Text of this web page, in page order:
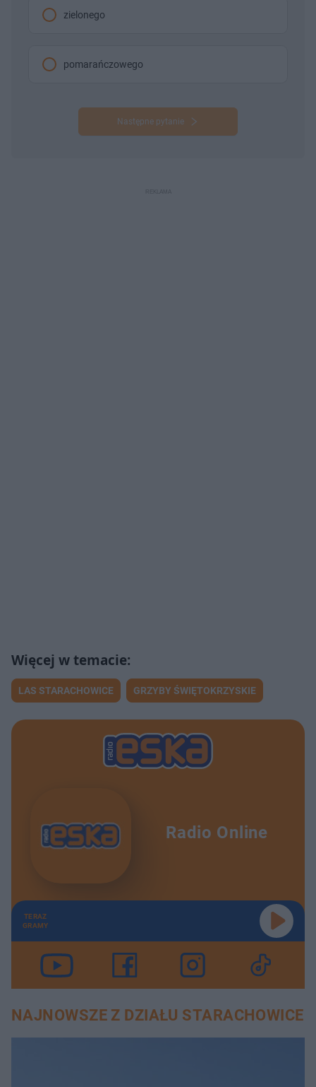
zielonego
pomarańczowego
Następne pytanie
LAS STARACHOWICE GRZYBY ŚWIĘTOKRZYSKIE
Radio Online
TERAZ
GRAMY
NAJNOWSZE Z DZIAŁU STARACHOWICE